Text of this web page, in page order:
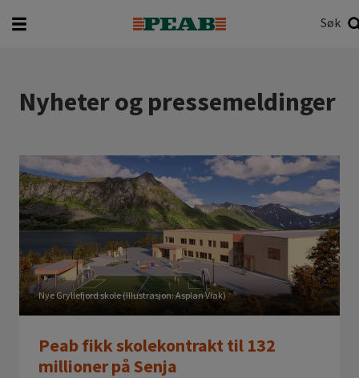
Søk
Nyheter og pressemeldinger
Nye Gryllefjord skole (Illustrasjon: Asplan Viak)
Peab fikk skolekontrakt til 132
millioner på Senja